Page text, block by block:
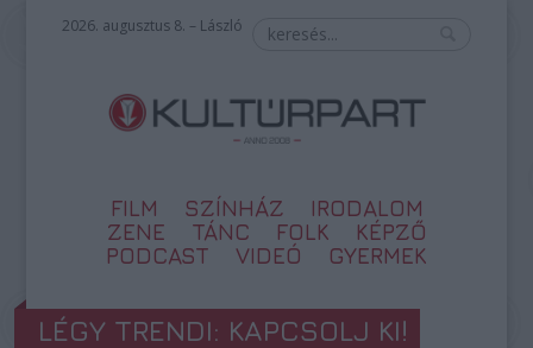
2026. augusztus 8. – László
FILM SZÍNHÁZ
IRODALOM
ZENE
TÁNC FOLK
KÉPZŐ
PODCAST
VIDEÓ GYERMEK
LÉGY TRENDI: KAPCSOLJ KI!